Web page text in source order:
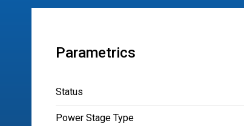
Parametrics
Status
Power Stage Type